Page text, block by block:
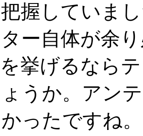
握していま
ー自体が余
挙げるなら
うか。アン
ったですね